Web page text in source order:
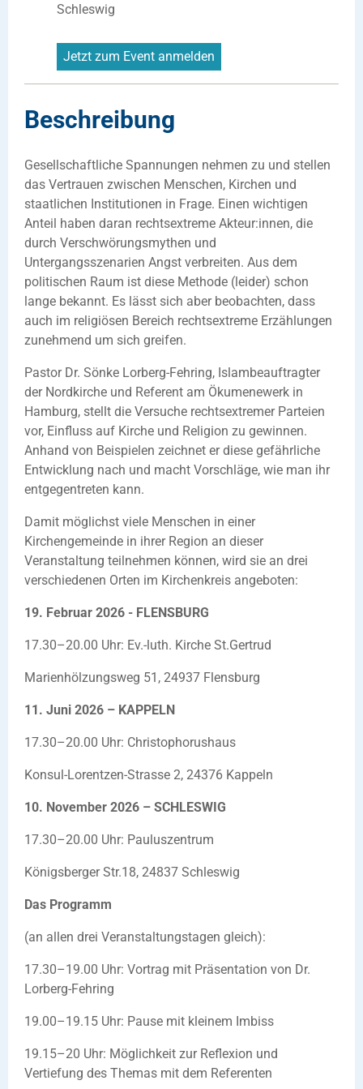
Schleswig
Jetzt zum Event anmelden
Beschreibung
Gesellschaftliche Spannungen nehmen zu und stellen
das Vertrauen zwischen Menschen, Kirchen und
staatlichen Institutionen in Frage. Einen wichtigen
Anteil haben daran rechtsextreme Akteur:innen, die
durch Verschwörungsmythen und
Untergangsszenarien Angst verbreiten. Aus dem
politischen Raum ist diese Methode (leider) schon
lange bekannt. Es lässt sich aber beobachten, dass
auch im religiösen Bereich rechtsextreme Erzählungen
zunehmend um sich greifen.
Pastor Dr. Sönke Lorberg-Fehring, Islambeauftragter
der Nordkirche und Referent am Ökumenewerk in
Hamburg, stellt die Versuche rechtsextremer Parteien
vor, Einfluss auf Kirche und Religion zu gewinnen.
Anhand von Beispielen zeichnet er diese gefährliche
Entwicklung nach und macht Vorschläge, wie man ihr
entgegentreten kann.
Damit möglichst viele Menschen in einer
Kirchengemeinde in ihrer Region an dieser
Veranstaltung teilnehmen können, wird sie an drei
verschiedenen Orten im Kirchenkreis angeboten:
19. Februar 2026 - FLENSBURG
17.30–20.00 Uhr: Ev.-luth. Kirche St.Gertrud
Marienhölzungsweg 51, 24937 Flensburg
11. Juni 2026 – KAPPELN
17.30–20.00 Uhr: Christophorushaus
Konsul-Lorentzen-Strasse 2, 24376 Kappeln
10. November 2026 – SCHLESWIG
17.30–20.00 Uhr: Pauluszentrum
Königsberger Str.18, 24837 Schleswig
Das Programm
(an allen drei Veranstaltungstagen gleich):
17.30–19.00 Uhr: Vortrag mit Präsentation von Dr.
Lorberg-Fehring
19.00–19.15 Uhr: Pause mit kleinem Imbiss
19.15–20 Uhr: Möglichkeit zur Reflexion und
Vertiefung des Themas mit dem Referenten